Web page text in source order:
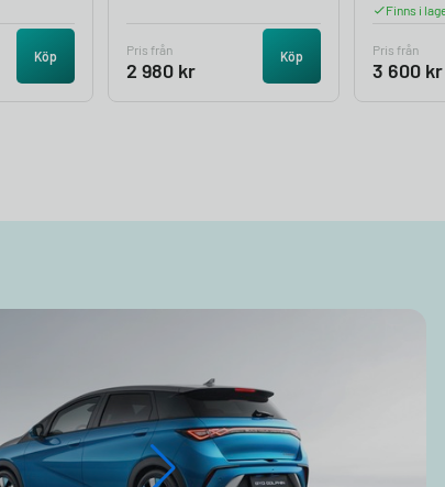
Köp Pris från
2 980 kr
Köp
Finns i
Pris från
3 600 kr